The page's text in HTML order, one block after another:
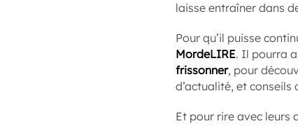
laisse entraîner dans
Pour qu’il puisse
MordeLIRE. Il pourra
frissonner, pour
d’actualité, et conseils
Et pour rire avec leurs